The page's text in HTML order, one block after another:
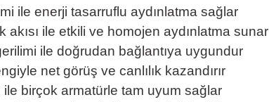
ile enerji tasarruflu aydınlatma sağlar
akısı ile etkili ve homojen aydınlatma sunar
ile doğrudan bağlantıya uygundur
net görüş ve canlılık kazandırır
ile birçok armatürle tam uyum sağlar